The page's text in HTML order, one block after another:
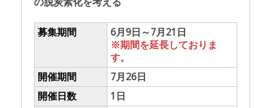
募集期間
6月9日～7月21日
※期間を延長しておりま
す。
開催期間
7月26日
開催日数
1日